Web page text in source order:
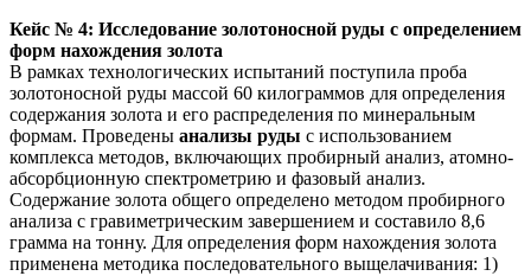
Кейс № 4: Исследование золотоносной руды с определением
форм нахождения золота
В рамках технологических испытаний поступила проба
золотоносной руды массой 60 килограммов для определения
содержания золота и его распределения по минеральным
формам. Проведены анализы руды с использованием
комплекса методов, включающих пробирный анализ, атомно-
абсорбционную спектрометрию и фазовый анализ.
Содержание золота общего определено методом пробирного
анализа с гравиметрическим завершением и составило 8,6
грамма на тонну. Для определения форм нахождения золота
применена методика последовательного выщелачивания: 1)